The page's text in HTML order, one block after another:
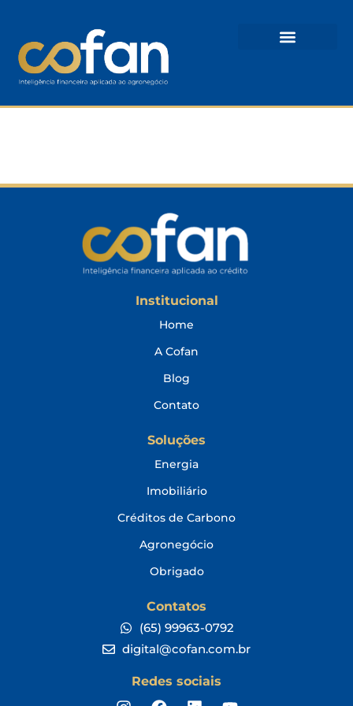
Joas Serpa
Institucional
Home
A Cofan
Blog
Contato
Soluções
Energia
Imobiliário
Créditos de Carbono
Agronegócio
Obrigado
Contatos
(65) 99963-0792
digital@cofan.com.br
Redes sociais